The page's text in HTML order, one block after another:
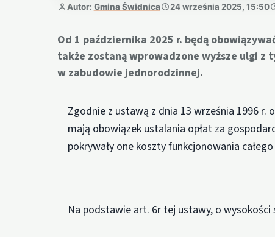
Autor: Gmina Świdnica 24 września 2025, 15:50
Od 1 października 2025 r. będą
także zostaną wprowadzone wyższe ulgi z
w zabudowie jednorodzinnej.
Zgodnie z ustawą z dnia 13 września 1996
mają obowiązek ustalania opłat za
pokrywały one koszty funkcjonowania
Na podstawie art. 6r tej ustawy, o